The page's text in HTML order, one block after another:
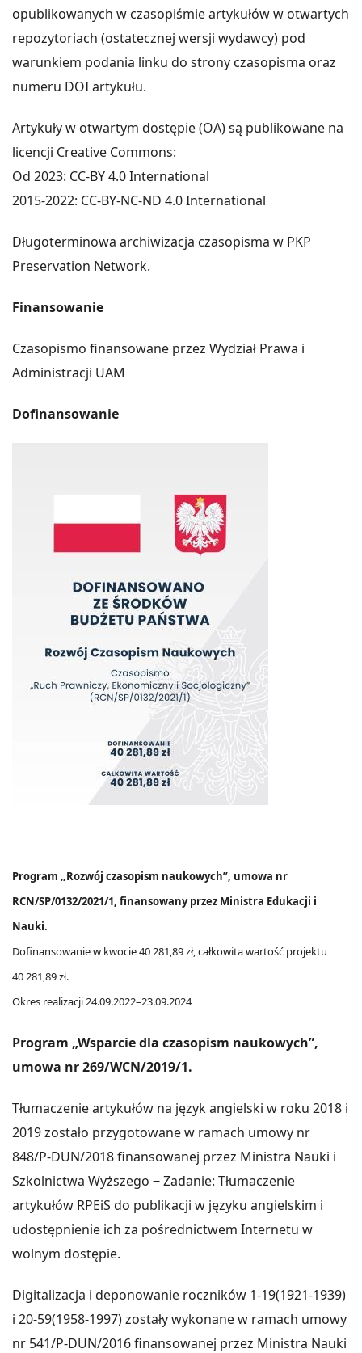
opublikowanych w czasopiśmie artykułów w otwartych
repozytoriach (ostatecznej wersji wydawcy) pod
warunkiem podania linku do strony czasopisma oraz
numeru DOI artykułu.
Artykuły w otwartym dostępie (OA) są publikowane na
licencji Creative Commons:
Od 2023: CC-BY 4.0 International
2015-2022: CC-BY-NC-ND 4.0 International
Długoterminowa archiwizacja czasopisma w PKP
Preservation Network.
Finansowanie
Czasopismo finansowane przez Wydział Prawa i
Administracji UAM
Dofinansowanie
Program „Rozwój czasopism naukowych”, umowa nr
RCN/SP/0132/2021/1, finansowany przez Ministra Edukacji i
Nauki.
Dofinansowanie w kwocie 40 281,89 zł, całkowita wartość projektu
40 281,89 zł.
Okres realizacji 24.09.2022–23.09.2024
Program „Wsparcie dla czasopism naukowych”,
umowa nr 269/WCN/2019/1.
Tłumaczenie artykułów na język angielski w roku 2018 i
2019 zostało przygotowane w ramach umowy nr
848/P-DUN/2018 finansowanej przez Ministra Nauki i
Szkolnictwa Wyższego ‒ Zadanie: Tłumaczenie
artykułów RPEiS do publikacji w języku angielskim i
udostępnienie ich za pośrednictwem Internetu w
wolnym dostępie.
Digitalizacja i deponowanie roczników 1-19(1921-1939)
i 20-59(1958-1997) zostały wykonane w ramach umowy
nr 541/P-DUN/2016 finansowanej przez Ministra Nauki